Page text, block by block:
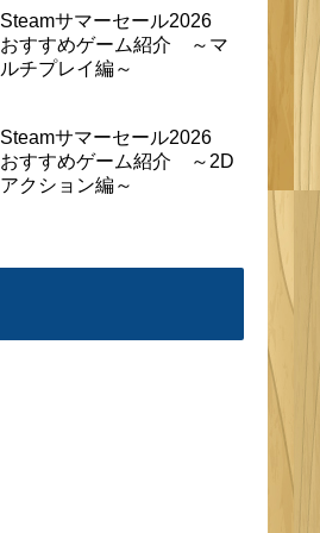
Steamサマーセール2026
おすすめゲーム紹介 ～マ
ルチプレイ編～
Steamサマーセール2026
おすすめゲーム紹介 ～2D
アクション編～